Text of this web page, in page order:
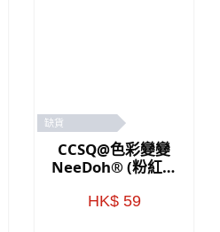
缺貨
CCSQ@色彩變變
NeeDoh® (粉紅色
HK$ 59